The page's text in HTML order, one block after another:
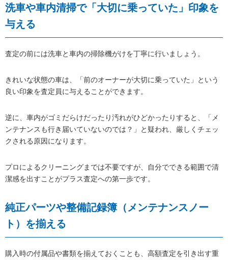
洗車や車内清掃で「大切に乗っていた」印象を
与える
査定の前には洗車と車内の掃除機がけを丁寧に行いましょう。
きれいな状態の車は、「前のオーナーが大切に乗っていた」という
良い印象を査定員に与えることができます。
逆に、車内がゴミだらけだったり汚れがひどかったりすると、「メ
ンテナンスも行き届いていないのでは？」と疑われ、厳しくチェッ
クされる原因になります。
プロによるクリーニングまでは不要ですが、自分でできる範囲で清
潔感を出すことがプラス査定への第一歩です。
純正パーツや整備記録簿（メンテナンスノー
ト）を揃える
購入時の付属品や書類を揃えておくことも、高額査定を引き出す重